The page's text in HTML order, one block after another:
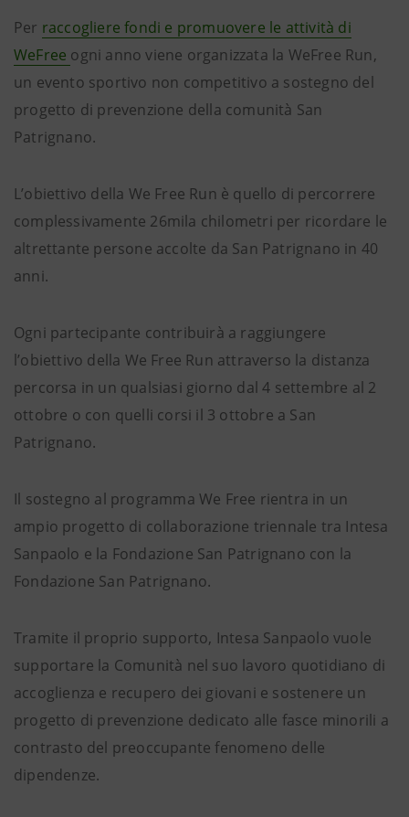
Per raccogliere fondi e promuovere le attività di
WeFree ogni anno viene organizzata la WeFree Run,
un evento sportivo non competitivo a sostegno del
progetto di prevenzione della comunità San
Patrignano.
L’obiettivo della We Free Run è quello di percorrere
complessivamente 26mila chilometri per ricordare le
altrettante persone accolte da San Patrignano in 40
anni.
Ogni partecipante contribuirà a raggiungere
l’obiettivo della We Free Run attraverso la distanza
percorsa in un qualsiasi giorno dal 4 settembre al 2
ottobre o con quelli corsi il 3 ottobre a San
Patrignano.
Il sostegno al programma We Free rientra in un
ampio progetto di collaborazione triennale tra Intesa
Sanpaolo e la Fondazione San Patrignano con la
Fondazione San Patrignano.
Tramite il proprio supporto, Intesa Sanpaolo vuole
supportare la Comunità nel suo lavoro quotidiano di
accoglienza e recupero dei giovani e sostenere un
progetto di prevenzione dedicato alle fasce minorili a
contrasto del preoccupante fenomeno delle
dipendenze.